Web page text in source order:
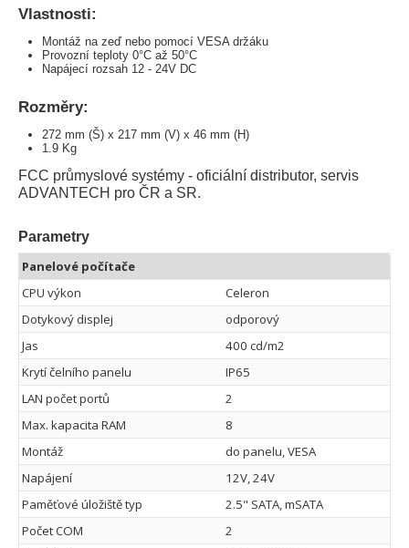
Vlastnosti:
Montáž na zeď nebo pomocí VESA držáku
Provozní teploty 0°C až 50°C
Napájecí rozsah 12 - 24V DC
Rozměry:
272 mm (Š) x 217 mm (V) x 46 mm (H)
1.9 Kg
FCC průmyslové systémy - oficiální distributor, servis
ADVANTECH pro ČR a SR.
Parametry
Panelové počítače
CPU výkon
Celeron
Dotykový displej
odporový
Jas
400 cd/m2
Krytí čelního panelu
IP65
LAN počet portů
2
Max. kapacita RAM
8
Montáž
do panelu, VESA
Napájení
12V, 24V
Paměťové úložiště typ
2.5" SATA, mSATA
Počet COM
2